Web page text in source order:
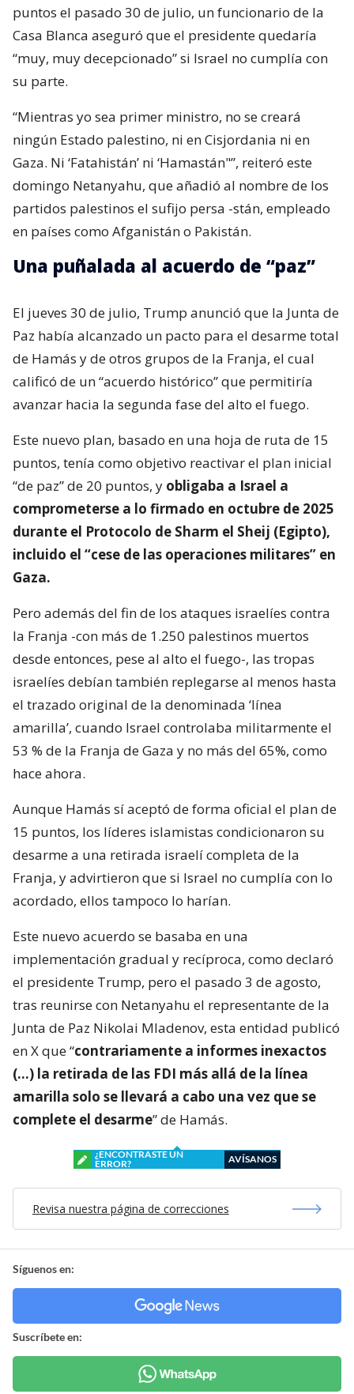
puntos el pasado 30 de julio, un funcionario de la
Casa Blanca aseguró que el presidente quedaría
“muy, muy decepcionado” si Israel no cumplía con
su parte.
“Mientras yo sea primer ministro, no se creará
ningún Estado palestino, ni en Cisjordania ni en
Gaza. Ni ‘Fatahistán’ ni ‘Hamastán"”, reiteró este
domingo Netanyahu, que añadió al nombre de los
partidos palestinos el sufijo persa -stán, empleado
en países como Afganistán o Pakistán.
Una puñalada al acuerdo de “paz”
El jueves 30 de julio, Trump anunció que la Junta de
Paz había alcanzado un pacto para el desarme total
de Hamás y de otros grupos de la Franja, el cual
calificó de un “acuerdo histórico” que permitiría
avanzar hacia la segunda fase del alto el fuego.
Este nuevo plan, basado en una hoja de ruta de 15
puntos, tenía como objetivo reactivar el plan inicial
“de paz” de 20 puntos, y obligaba a Israel a
comprometerse a lo firmado en octubre de 2025
durante el Protocolo de Sharm el Sheij (Egipto),
incluido el “cese de las operaciones militares” en
Gaza.
Pero además del fin de los ataques israelíes contra
la Franja -con más de 1.250 palestinos muertos
desde entonces, pese al alto el fuego-, las tropas
israelíes debían también replegarse al menos hasta
el trazado original de la denominada ‘línea
amarilla’, cuando Israel controlaba militarmente el
53 % de la Franja de Gaza y no más del 65%, como
hace ahora.
Aunque Hamás sí aceptó de forma oficial el plan de
15 puntos, los líderes islamistas condicionaron su
desarme a una retirada israelí completa de la
Franja, y advirtieron que si Israel no cumplía con lo
acordado, ellos tampoco lo harían.
Este nuevo acuerdo se basaba en una
implementación gradual y recíproca, como declaró
el presidente Trump, pero el pasado 3 de agosto,
tras reunirse con Netanyahu el representante de la
Junta de Paz Nikolai Mladenov, esta entidad publicó
en X que “contrariamente a informes inexactos
(…) la retirada de las FDI más allá de la línea
amarilla solo se llevará a cabo una vez que se
complete el desarme” de Hamás.
¿ENCONTRASTE UN
ERROR?
AVÍSANOS
Revisa nuestra página de correcciones
Síguenos en:
Suscríbete en: